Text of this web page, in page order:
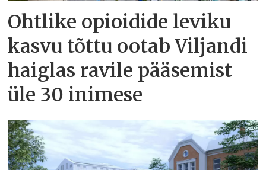
Ohtlike opioidide leviku
kasvu tõttu ootab Viljandi
haiglas ravile pääsemist
üle 30 inimese